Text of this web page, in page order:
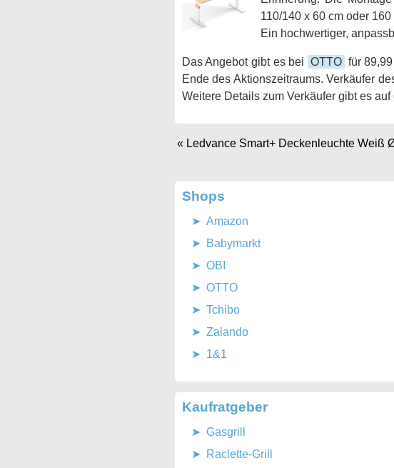
110/140 x 60 cm oder
Ein hochwertiger,
Das Angebot gibt es bei OTTO für
Ende des Aktionszeitraums. Verkäufer
Weitere Details zum Verkäufer gibt es
« Ledvance Smart+ Deckenleuchte Weiß
Shops
Amazon
Babymarkt
OBI
OTTO
Tchibo
Zalando
1&1
Kaufratgeber
Gasgrill
Raclette-Grill